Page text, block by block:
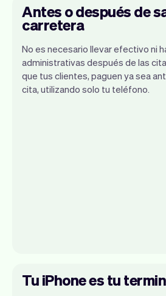
Antes o después de
carretera
No es necesario llevar efectivo ni
administrativas después de las
que tus clientes, paguen ya sea
cita, utilizando solo tu teléfono.
Puedes usar
Tu iPhone es tu